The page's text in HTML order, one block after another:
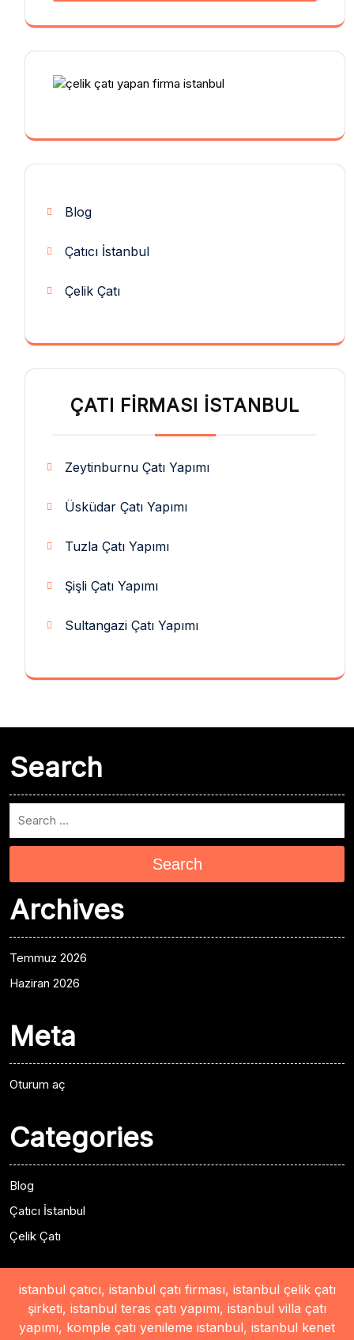
Blog
Çatıcı İstanbul
Çelik Çatı
ÇATI FIRMASI İSTANBUL
Zeytinburnu Çatı Yapımı
Üsküdar Çatı Yapımı
Tuzla Çatı Yapımı
Şişli Çatı Yapımı
Sultangazi Çatı Yapımı
Search
Search
Archives
Temmuz 2026
Haziran 2026
Meta
Oturum aç
Categories
Blog
Çatıcı İstanbul
Çelik Çatı
istanbul çatıcı, istanbul çatı firması, istanbul çelik çatı
şirketi, istanbul teras çatı yapımı, istanbul villa çatı
yapımı, komple çatı yenileme istanbul, istanbul kenet